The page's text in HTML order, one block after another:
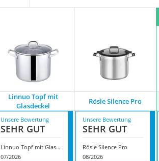
Linnuo Topf mit
Glasdeckel
Rösle Silence Pro
Unsere Bewertung
SEHR GUT
Linnuo Topf mit Glasdeckel
07/2026
Unsere Bewertung
SEHR GUT
Rösle Silence Pro
08/2026